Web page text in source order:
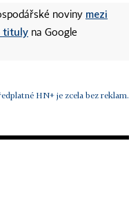
noviny mezi
tituly na Google
HN+ je zcela bez reklam.